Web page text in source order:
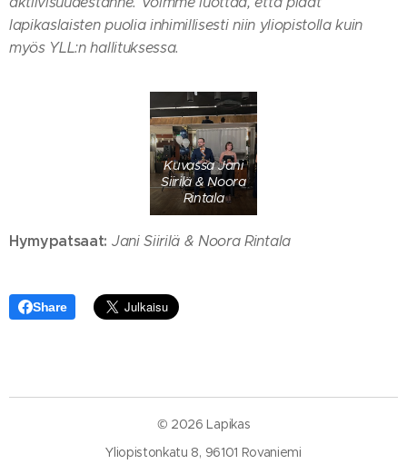
lapikaslaisten puolia inhimillisesti niin yliopistolla kuin
myös YLL:n hallituksessa.
Kuvassa Jani
Siirilä & Noora
Rintala
Hymypatsaat: Jani Siirilä & Noora Rintala
Share
© 2026 Lapikas
Yliopistonkatu 8, 96101 Rovaniemi